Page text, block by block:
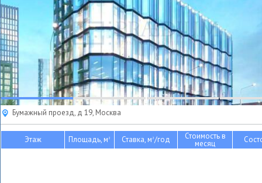
Бумажный проезд, д 19, Москва
Этаж Площадь, м2 Ставка, м2/год Стоимость в
месяц